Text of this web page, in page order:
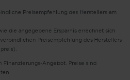
Preisempfehlung des Herstellers am
die angegebene Ersparnis errechnet sich
Preisempfehlung des Herstellers
Finanzierungs-Angebot. Preise sind